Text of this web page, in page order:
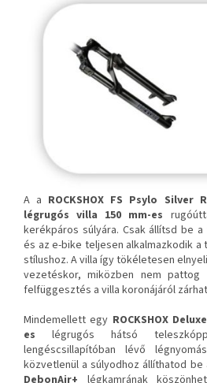
A a ROCKSHOX FS Psylo Silver
légrugós villa 150 mm-es
kerékpáros súlyára. Csak állítsd be
és az e-bike teljesen alkalmazkodik
stílushoz. A villa így tökéletesen
vezetéskor, miközben nem
felfüggesztés a villa koronájáról
Mindemellett egy ROCKSHOX
es légrugós hátsó
lengéscsillapítóban lévő
közvetlenül a súlyodhoz állíthatod
DebonAir+ légkamrának